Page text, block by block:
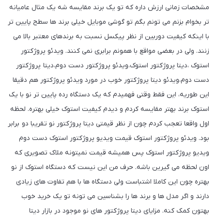
مشخصات زمانی ارزش داره که تو یک برند مقایسه شه یک مثال عامیانه
تر بخوام بزنم می تونم بگم تو گوشی موبایل خیلی برند ها سطح پایین تر
با اینکه کیفیت دوربین از نظر پیکسل نسبت به برندهای معتبر بالا می
زنند. ولی در بعضی مواقع با همونم برابری نمی کنند. ویدئو پروژکتور
استوک ،دیتا پروژکتور استوک،ویدئو پروژکتور دست دوم،دیتا پروژکتور
دست دوم،ویدئو دیتا پروژکتور خوب در مورد ویدئو پروژکتور هم دقیقا
این طوریه، این فقط وقتی فهمیدم که یک دستگاه رده پایین تر نو با یک
استوک برند بهتر مقایسه کردم و دیدم کیفیت استوک خیلی بهتره. لحظه
اول واقعا تعجب کردم چون از نظر قیمتی دیتا پروژکتور نو تقریبا دو برابر
بود. ویدئو پروژکتور استوک قیمت ویدیو پروژکتور استوک دست دوم
ویدیو پروژکتور استوک پس همیشه قیمت نمیتونه ملاک تصویری که
اون لحظه می گیرین باشه. حرف من این نیست که دستگاه استوک از نو
بهتره چون این کاملا اشتباست ولی دستگاه ها با هم تفاوت های زیادی
دارند و اگر مدل ها و برند ها را بشناسین می تونه تو یک خرید خوب
بهتون کمک کنه. مزایای دیتا پروژکتور های نو موجود در بازار دیتا